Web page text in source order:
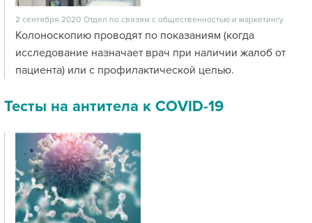
2 сентября 2020 Отдел по связям с общественностью и маркетингу
Колоноскопию проводят по показаниям (когда
исследование назначает врач при наличии жалоб от
пациента) или с профилактической целью.
Тесты на антитела к COVID-19